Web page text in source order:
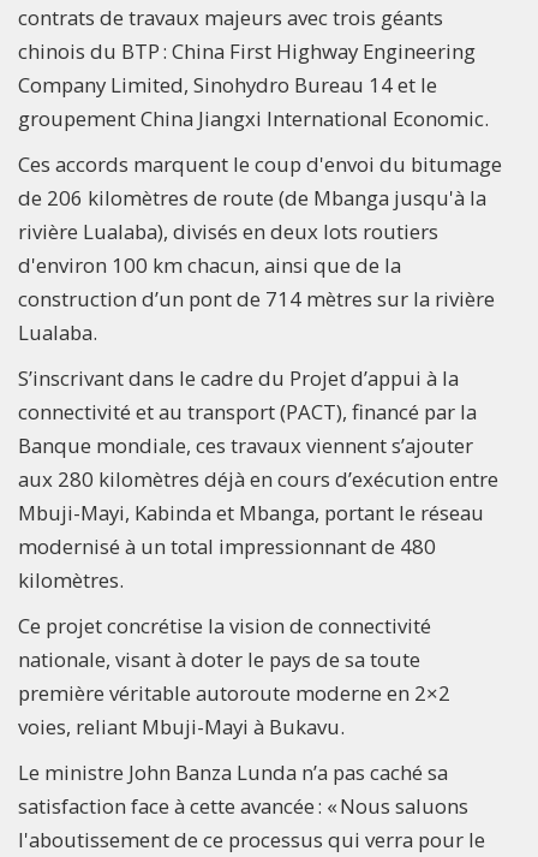
contrats de travaux majeurs avec trois géants
chinois du BTP : China First Highway Engineering
Company Limited, Sinohydro Bureau 14 et le
groupement China Jiangxi International Economic.
Ces accords marquent le coup d'envoi du bitumage
de 206 kilomètres de route (de Mbanga jusqu'à la
rivière Lualaba), divisés en deux lots routiers
d'environ 100 km chacun, ainsi que de la
construction d’un pont de 714 mètres sur la rivière
Lualaba.
S’inscrivant dans le cadre du Projet d’appui à la
connectivité et au transport (PACT), financé par la
Banque mondiale, ces travaux viennent s’ajouter
aux 280 kilomètres déjà en cours d’exécution entre
Mbuji-Mayi, Kabinda et Mbanga, portant le réseau
modernisé à un total impressionnant de 480
kilomètres.
Ce projet concrétise la vision de connectivité
nationale, visant à doter le pays de sa toute
première véritable autoroute moderne en 2×2
voies, reliant Mbuji-Mayi à Bukavu.
Le ministre John Banza Lunda n’a pas caché sa
satisfaction face à cette avancée : « Nous saluons
l'aboutissement de ce processus qui verra pour le